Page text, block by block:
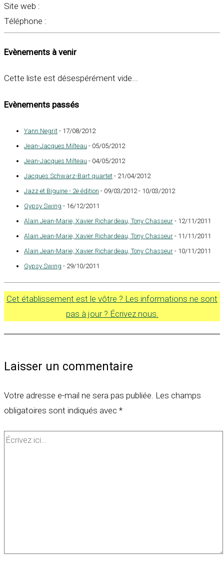
Site web :
Téléphone :
Evènements à venir
Cette liste est désespérément vide...
Evènements passés
Yann Negrit - 17/08/2012
Jean-Jacques Milteau - 05/05/2012
Jean-Jacques Milteau - 04/05/2012
Jacques Schwarz-Bart quartet - 21/04/2012
Jazz et Biguine - 2e édition - 09/03/2012 - 10/03/2012
Gypsy Swing - 16/12/2011
Alain Jean-Marie, Xavier Richardeau, Tony Chasseur - 12/11/2011
Alain Jean-Marie, Xavier Richardeau, Tony Chasseur - 11/11/2011
Alain Jean-Marie, Xavier Richardeau, Tony Chasseur - 10/11/2011
Gypsy Swing - 29/10/2011
Cet établissement est le vôtre ? Les informations ne sont
pas à jour ? Écrivez nous.
Laisser un commentaire
Votre adresse e-mail ne sera pas publiée. Les champs
obligatoires sont indiqués avec *
Écrivez